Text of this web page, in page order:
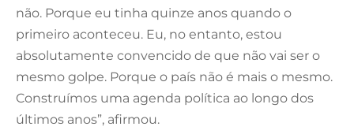
não. Porque eu tinha quinze anos quando o
primeiro aconteceu. Eu, no entanto, estou
absolutamente convencido de que não vai ser o
mesmo golpe. Porque o país não é mais o mesmo.
Construímos uma agenda política ao longo dos
últimos anos”, afirmou.